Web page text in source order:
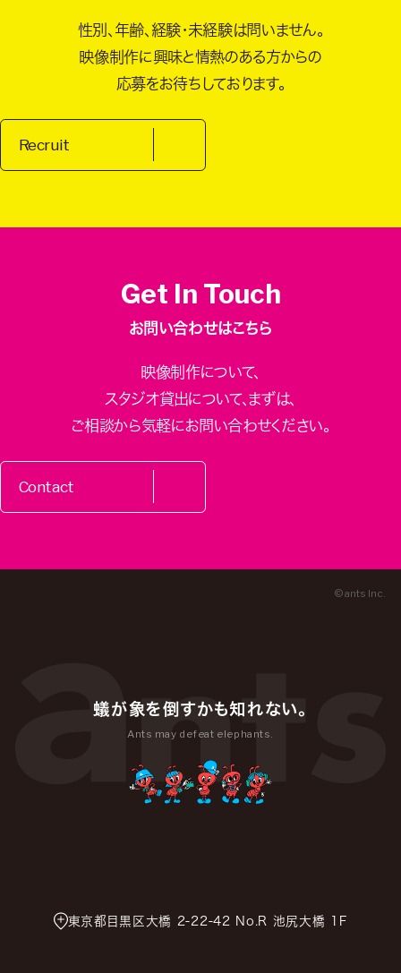
性別、年齢、経験・未経験は問いません。
映像制作に興味と情熱のある方からの
応募をお待ちしております。
Recruit
Get In Touch
お問い合わせはこちら
映像制作について、
スタジオ貸出について、 まずは、
ご相談から気軽にお問い合わせください。
Contact
蟻が象を倒すかも知れない。
Ants may defeat elephants.
東京都目黒区大橋 2-22-42 No.R 池尻大橋 1F
© ants Inc.